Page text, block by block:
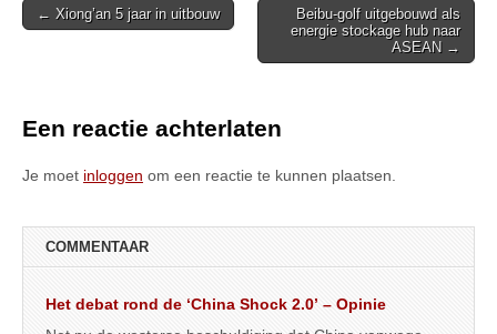
Post
← Xiong’an 5 jaar in uitbouw
Beibu-golf uitgebouwd als
energie stockage hub naar
ASEAN →
Een reactie achterlaten
Je moet inloggen om een reactie te kunnen plaatsen.
COMMENTAAR
Het debat rond de ‘China Shock 2.0’ – Opinie